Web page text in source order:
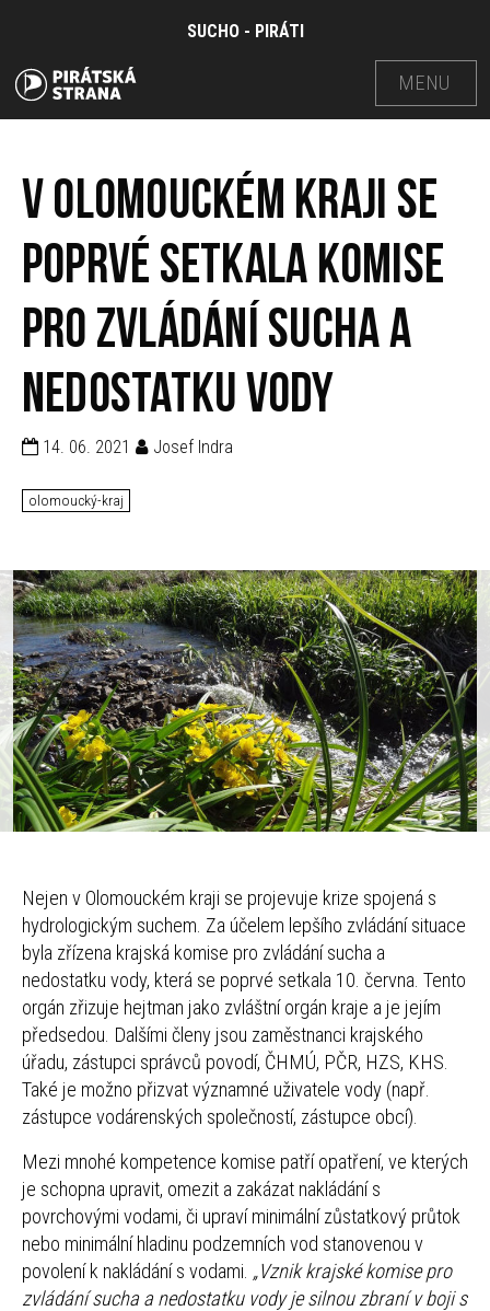
SUCHO - PIRÁTI
MENU
V Olomouckém kraji se
poprvé setkala komise
pro zvládání sucha a
nedostatku vody
14. 06. 2021 Josef Indra
olomoucký-kraj
Nejen v Olomouckém kraji se projevuje krize spojená s
hydrologickým suchem. Za účelem lepšího zvládání situace
byla zřízena krajská komise pro zvládání sucha a
nedostatku vody, která se poprvé setkala 10. června. Tento
orgán zřizuje hejtman jako zvláštní orgán kraje a je jejím
předsedou. Dalšími členy jsou zaměstnanci krajského
úřadu, zástupci správců povodí, ČHMÚ, PČR, HZS, KHS.
Také je možno přizvat významné uživatele vody (např.
zástupce vodárenských společností, zástupce obcí).
Mezi mnohé kompetence komise patří opatření, ve kterých
je schopna upravit, omezit a zakázat nakládání s
povrchovými vodami, či upraví minimální zůstatkový průtok
nebo minimální hladinu podzemních vod stanovenou v
povolení k nakládání s vodami. „Vznik krajské komise pro
zvládání sucha a nedostatku vody je silnou zbraní v boji s